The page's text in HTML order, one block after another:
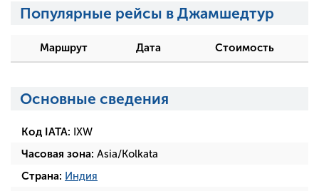
Популярные рейсы в Джамшедтур
Маршрут Дата Стоимость
Основные сведения
Код IATA: IXW
Часовая зона: Asia/Kolkata
Страна: Индия